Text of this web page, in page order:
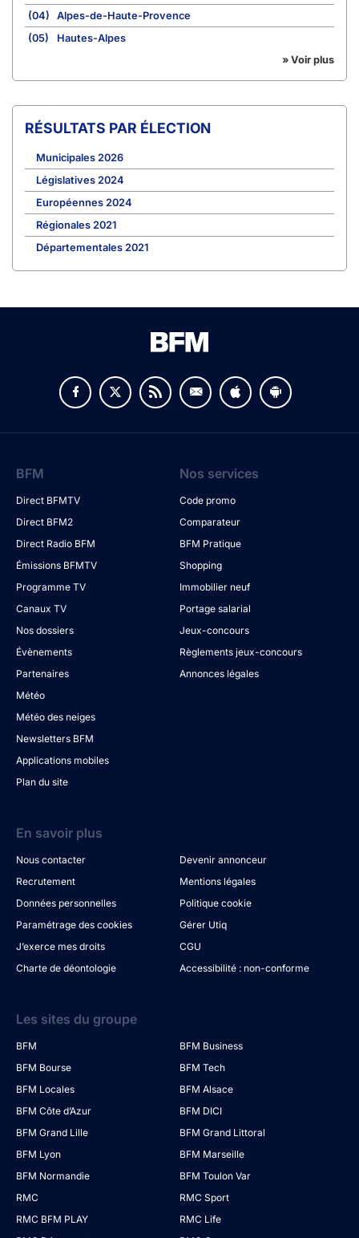
(04)
Alpes-de-Haute-Provence
(05)
Hautes-Alpes
» Voir plus
RÉSULTATS PAR ÉLECTION
Municipales 2026
Législatives 2024
Européennes 2024
Régionales 2021
Départementales 2021
BFM
Direct BFMTV
Direct BFM2
Direct Radio BFM
Émissions BFMTV
Programme TV
Canaux TV
Nos dossiers
Évènements
Partenaires
Météo
Météo des neiges
Newsletters BFM
Applications mobiles
Plan du site
Nos services
Code promo
Comparateur
BFM Pratique
Shopping
Immobilier neuf
Portage salarial
Jeux-concours
Règlements jeux-concours
Annonces légales
En savoir plus
Nous contacter
Devenir annonceur
Recrutement
Mentions légales
Données personnelles
Politique cookie
Paramétrage des cookies
Gérer Utiq
J’exerce mes droits
CGU
Charte de déontologie
Accessibilité : non-conforme
Les sites du groupe
BFM
BFM Business
BFM Bourse
BFM Tech
BFM Locales
BFM Alsace
BFM Côte d’Azur
BFM DICI
BFM Grand Lille
BFM Grand Littoral
BFM Lyon
BFM Marseille
BFM Normandie
BFM Toulon Var
RMC
RMC Sport
RMC BFM PLAY
RMC Life